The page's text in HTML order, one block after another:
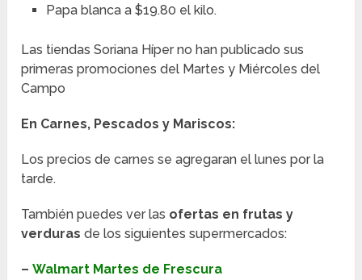
Papa blanca a $19.80 el kilo.
Las tiendas Soriana Híper no han publicado sus
primeras promociones del Martes y Miércoles del
Campo
En Carnes, Pescados y Mariscos:
Los precios de carnes se agregaran el lunes por la
tarde.
También puedes ver las ofertas en frutas y
verduras de los siguientes supermercados:
–Walmart Martes de Frescura